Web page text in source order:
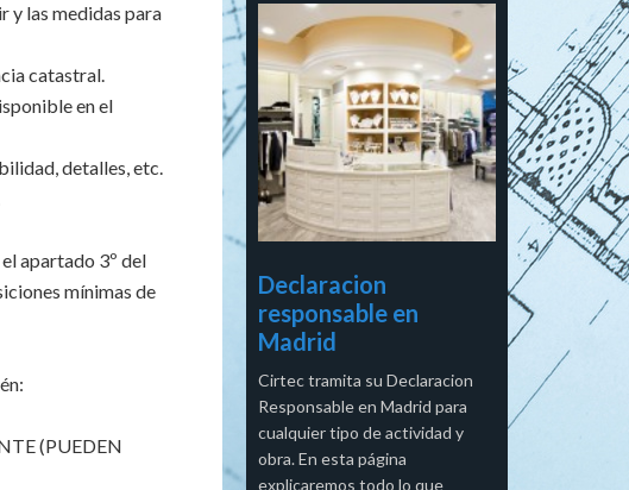
y las medidas para
catastral.
en el
detalles, etc.
apartado 3º del
mínimas de
(PUEDEN
Declaracion
responsable en
Madrid
Cirtec tramita su Declaracion
Responsable en Madrid para
cualquier tipo de actividad y
obra. En esta página
explicaremos todo lo que